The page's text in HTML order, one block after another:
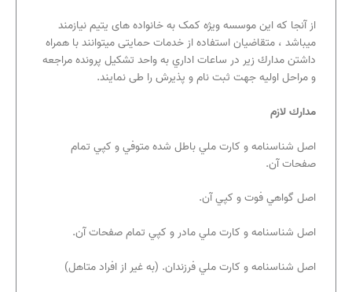
از آنجا که این موسسه ویژه کمک به خانواده های یتیم نیازمند
میباشد ، متقاضیان استفاده از خدمات حمایتی ميتوانند با همراه
داشتن مدارك زير در ساعات اداري به واحد تشكيل پرونده مراجعه
و مراحل اوليه جهت ثبت نام و پذيرش را طی نمایند.
مدارك لازم
اصل شناسنامه و كارت ملي باطل شده متوفي و كپي تمام
صفحات آن.
اصل گواهي فوت و كپي آن.
اصل شناسنامه و كارت ملي مادر و كپي تمام صفحات آن.
اصل شناسنامه و كارت ملي فرزندان. (به غير از افراد متاهل)